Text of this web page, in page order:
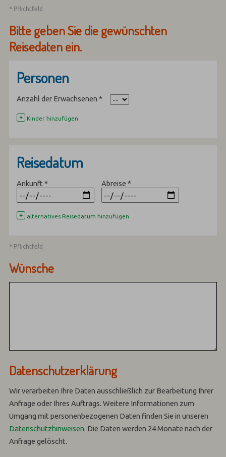
* Pflichtfeld
Bitte geben Sie die gewünschten
Reisedaten ein.
Personen
Anzahl der Erwachsenen*
+ Kinder hinzufügen
Reisedatum
Ankunft* Abreise*
+ alternatives Reisedatum hinzufügen
* Pflichtfeld
Wünsche
Datenschutzerklärung
Wir verarbeiten Ihre Daten ausschließlich zur Bearbeitung Ihrer
Anfrage oder Ihres Auftrags.Weitere Informationen zum
Umgang mit personenbezogenen Daten finden Sie in unseren
Datenschutzhinweisen. Die Daten werden 24 Monate nach der
Anfrage gelöscht.